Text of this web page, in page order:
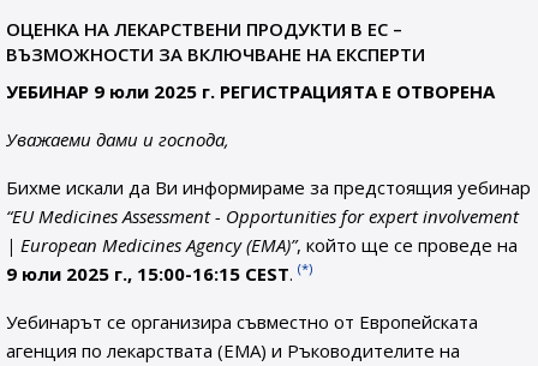
ОЦЕНКА НА ЛЕКАРСТВЕНИ ПРОДУКТИ В ЕС –
ВЪЗМОЖНОСТИ ЗА ВКЛЮЧВАНЕ НА ЕКСПЕРТИ
УЕБИНАР 9 юли 2025 г. РЕГИСТРАЦИЯТА Е ОТВОРЕНА
Уважаеми дами и господа,
Бихме искали да Ви информираме за предстоящия уебинар
“EU Medicines Assessment - Opportunities for expert involvement
| European Medicines Agency (EMA)”, който ще се проведе на
9 юли 2025 г., 15:00-16:15 CEST. (*)
Уебинарът се организира съвместно от Европейската
агенция по лекарствата (EMA) и Ръководителите на